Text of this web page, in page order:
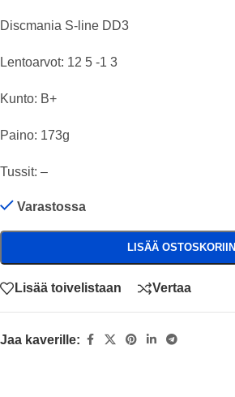
Discmania S-line DD3
Lentoarvot: 12 5 -1 3
Kunto: B+
Paino: 173g
Tussit: –
Varastossa
LISÄÄ OSTOSKORIIN
Lisää toivelistaan Vertaa
Jaa kaverille: